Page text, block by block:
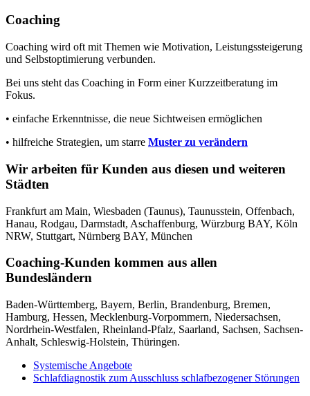
Coaching
Coaching wird oft mit Themen wie Motivation, Leistungssteigerung
und Selbstoptimierung verbunden.
Bei uns steht das Coaching in Form einer Kurzzeitberatung im
Fokus.
• einfache Erkenntnisse, die neue Sichtweisen ermöglichen
• hilfreiche Strategien, um starre Muster zu verändern
Wir arbeiten für Kunden aus diesen und weiteren
Städten
Frankfurt am Main, Wiesbaden (Taunus), Taunusstein, Offenbach,
Hanau, Rodgau, Darmstadt, Aschaffenburg, Würzburg BAY, Köln
NRW, Stuttgart, Nürnberg BAY, München
Coaching-Kunden kommen aus allen
Bundesländern
Baden-Württemberg, Bayern, Berlin, Brandenburg, Bremen,
Hamburg, Hessen, Mecklenburg-Vorpommern, Niedersachsen,
Nordrhein-Westfalen, Rheinland-Pfalz, Saarland, Sachsen, Sachsen-
Anhalt, Schleswig-Holstein, Thüringen.
Systemische Angebote
Schlafdiagnostik zum Ausschluss schlafbezogener Störungen